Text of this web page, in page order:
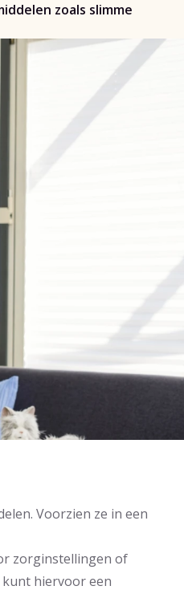
zoals slimme
Voorzien ze in een
zorginstellingen of
kunt hiervoor een